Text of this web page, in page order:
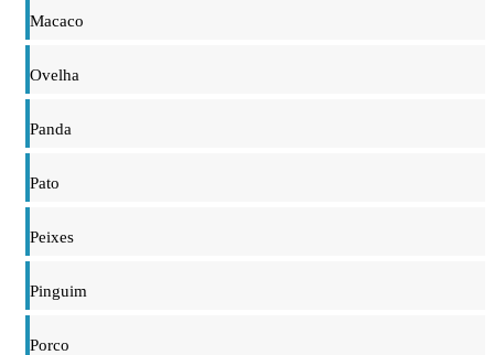
Macaco
Ovelha
Panda
Pato
Peixes
Pinguim
Porco